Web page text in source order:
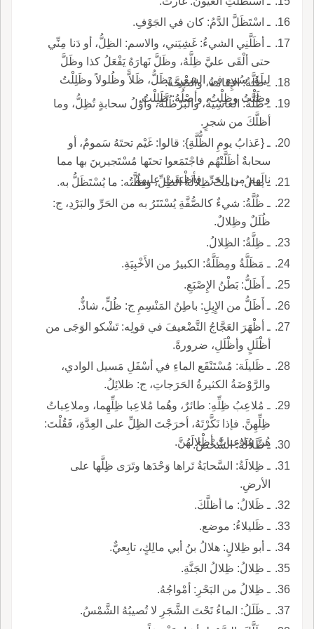
ـ اسْتَظَلَّ الدَّمُ: كان في الجَوْفِ.
ـ أظَلَّنِي الشيءُ: غَشِيَني، والاسم: الظِلُّ، أو دَنا مِنِّي
حتى ألْقَى عليَّ ظِلَّهُ، وظَلَّ نَهارَهُ يَفْعَلُ كذا وظَلَّ
ليلَهُ، سُمِع في الشِعْرِ، يَظَلُّ، ظَلاًّ وظُلولاً وظَلِلْتُ
وظَلْتُ وظِلْتُ، وأصْلُهُ: ظَلِلْتُ.
ـ ظَلَّةُ: الإِقامَةُ، والصِحَّةُ.
ـ ظُلَّةُ: الغاشِيَةُ، والبُرْطُلَّةُ، وأوّلُ سحابةٍ تُظِلُّ، وما
أظلَّكَ من شجرٍ.
ـ {عَذابُ يومِ الظُّلَّةِ}: قالوا: غَيْم تحتَهُ سَمومٌ، أو
سحابةٌ أظَلَّتْهُم فاجْتَمَعوا تحتَها مُسْتَجيرينَ بها مما
نالَهم من الحَرِّ، فأطْبَقَتْ عليهمْ.
ـ يقالُ: دامتْ ظِلالَةُ الظِلِّ، وظُلَّتُه: ما يُسْتَظَلُّ به.
ـ ظُلَّةُ: شيءٌ كالصُّفَّةِ يُسْتَتَرُ به من الحَرِّ والبَرْدِ، ج:
ظُلَلٌ وظِلالٌ.
ـ ظِلَّةُ: الظِلالُ.
ـ مَظَلَّةُ ومِظَلَّةُ: الكبيرُ من الأَخْبِيَةِ.
ـ أَظَلُّ: بَطْنُ الإِصْبَعِ.
ـ أَظَلُّ من الإِبِلِ: باطِنُ المَنْسِمِ ج: ظُلٍّ، شاذٌّ.
ـ أظْهَرَ العَجَّاجُ التَّضْعيفَ في قولِه: تَشْكو الوَجَى من
أظْلَلٍ وأظْلَلِ، ضرورةً.
ـ ظَليلَة: مُسْتَنْقَع الماءِ في أسْفَلِ مَسيل الوادي،
والرَّوْضَةُ الكثيرةُ الحَرَجاتِ، ج: ظلائِلُ.
ـ مُلاعِبُ ظِلِّهِ: طائرٌ، وهُما مُلاعِبا ظِلِّهِما، وملاعِباتُ
ظِلِّهِنَّ. فإذا نَكَّرْتَهُ، أخرَجْتَ الظِلِّ على العِدَّةِ، فَقُلْتَ:
هُنَّ مُلاعِباتٌ أظْلالَهُنَّ.
ـ ظَلالَةُ: الشَّخْصُ.
ـ ظِلالَةُ: السَّحابَةُ تَراها وَحْدَها وتَرَى ظِلَّها على
الأرضِ.
ـ ظَلالُ: ما أظلَّكَ.
ـ ظَليلاءُ: موضع.
ـ أبو ظِلالٍ: هلالُ بنُ أبي مالِكٍ، تابِعيٌّ.
ـ ظِلالُ: ظِلالُ الجَنَّةِ.
ـ ظِلالُ من البَحْرِ: أمْواجُهُ.
ـ ظَلَلُ: الماءُ تَحْتَ الشَّجَرِ لا تُصيبُهُ الشَّمْسُ.